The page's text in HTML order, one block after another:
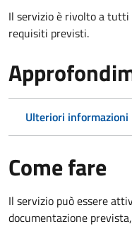
Il servizio è rivolto a tutti
requisiti previsti.
Ulteriori informazioni
Come fare
Il servizio può essere
documentazione